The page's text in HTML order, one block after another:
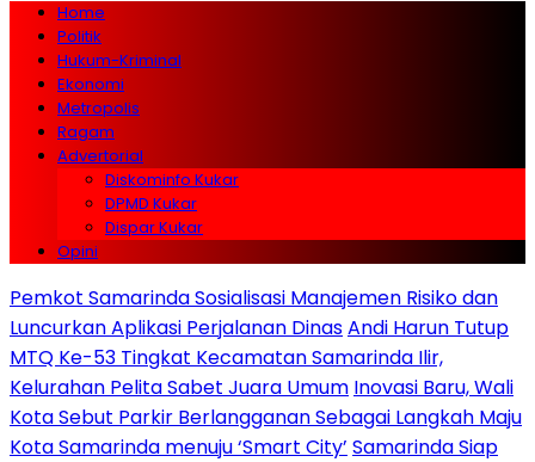
Home
Politik
Hukum-Kriminal
Ekonomi
Metropolis
Ragam
Advertorial
Diskominfo Kukar
DPMD Kukar
Dispar Kukar
Opini
Pemkot Samarinda Sosialisasi Manajemen Risiko dan
Luncurkan Aplikasi Perjalanan DinasAndi Harun Tutup
MTQ Ke-53 Tingkat Kecamatan Samarinda Ilir,
Kelurahan Pelita Sabet Juara Umum Inovasi Baru, Wali
Kota Sebut Parkir Berlangganan Sebagai Langkah Maju
Kota Samarinda menuju ‘Smart City’ Samarinda Siap